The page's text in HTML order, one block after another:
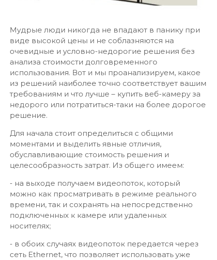
Мудрые люди никогда не впадают в панику при
виде высокой цены и не соблазняются на
очевидные и условно-недорогие решения без
анализа стоимости долговременного
использования. Вот и мы проанализируем, какое
из решений наиболее точно соответствует вашим
требованиям и что лучше – купить веб-камеру за
недорого или потратиться-таки на более дорогое
решение.
Для начала стоит определиться с общими
моментами и выделить явные отличия,
обуславливающие стоимость решения и
целесообразность затрат. Из общего имеем:
- на выходе получаем видеопоток, который
можно как просматривать в режиме реального
времени, так и сохранять на непосредственно
подключенных к камере или удаленных
носителях;
- в обоих случаях видеопоток передается через
сеть Ethernet, что позволяет использовать уже